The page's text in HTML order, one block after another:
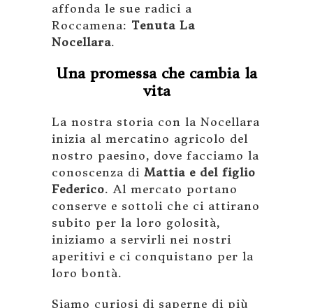
affonda le sue radici a
Roccamena: Tenuta La
Nocellara.
Una promessa che cambia la
vita
La nostra storia con la Nocellara
inizia al mercatino agricolo del
nostro paesino, dove facciamo la
conoscenza di Mattia e del figlio
Federico. Al mercato portano
conserve e sottoli che ci attirano
subito per la loro golosità,
iniziamo a servirli nei nostri
aperitivi e ci conquistano per la
loro bontà.
Siamo curiosi di saperne di più